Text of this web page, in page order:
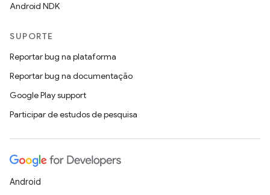
Android NDK
SUPORTE
Reportar bug na plataforma
Reportar bug na documentação
Google Play support
Participar de estudos de pesquisa
Android